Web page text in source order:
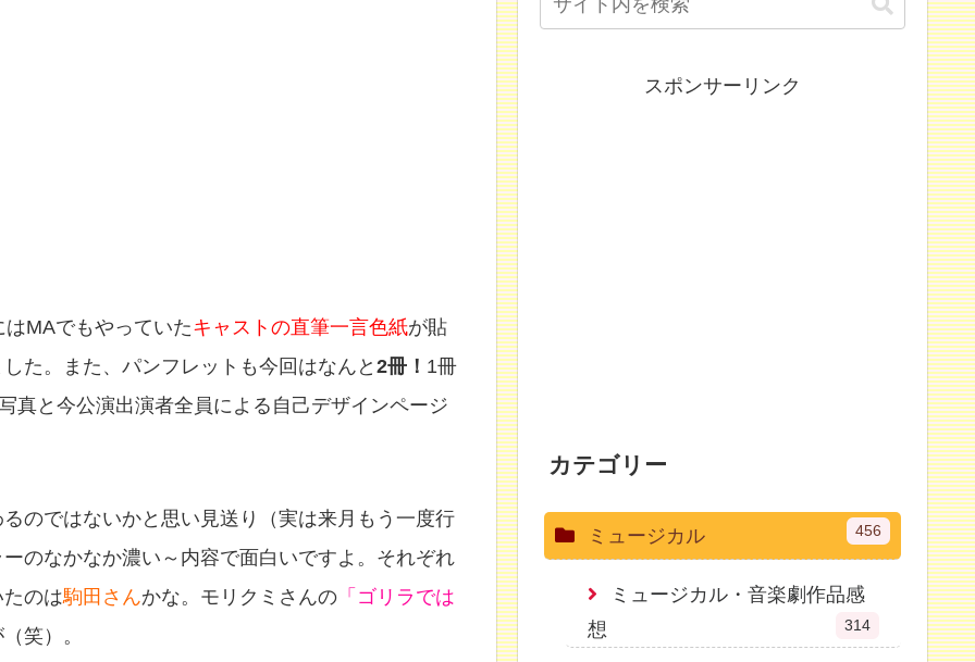
MAでもやっていたキャストの直筆一言色紙が貼
た。また、パンフレットも今回はなんと 2冊！ 1冊
真と今公演出演者全員による自己デザインページ
のではないかと思い見送り（実は来月もう一度行
のなかなか濃い～内容で面白いですよ。それぞれ
のは駒田さんかな。モリクミさんの 「ゴリラでは
笑）。
スポンサーリンク
カテゴリー
ミュージカル 456
ミュージカル・音楽劇作品感
想
314